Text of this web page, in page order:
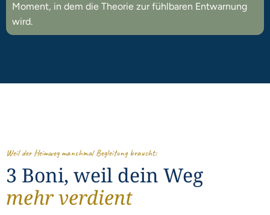
Moment, in dem die Theorie zur fühlbaren Entwarnung
wird.
Weil der Heimweg manchmal Begleitung braucht:
3 Boni, weil dein Weg
mehr verdient